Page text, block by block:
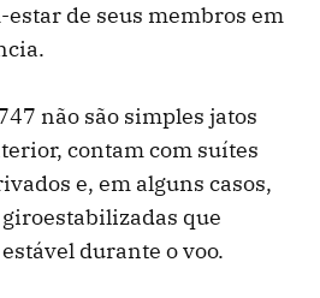
de seus membros em
não são simples jatos
contam com suítes
e, em alguns casos,
que
durante o voo.